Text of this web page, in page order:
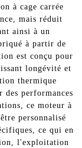
à cage carrée
mais réduit
ainsi à un
à partir de
est conçu pour
longévité et
thermique
performances
ce moteur à
personnalisé
ce qui en
l'exploitation